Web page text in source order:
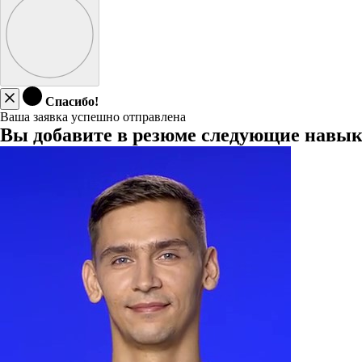
Спасибо!
Ваша заявка успешно отправлена
Вы добавите в резюме следующие